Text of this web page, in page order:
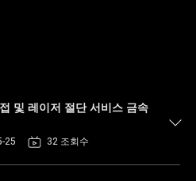
및 레이저 절단 서비스 금속
25 32 조회수